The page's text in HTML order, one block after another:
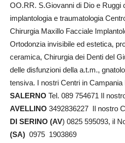
OO.RR. S.Giovanni di Dio e Ruggi
implantologia e traumatologia
Chirurgia Maxillo Facciale
Ortodonzia invisibile ed estetica,
ceramica, Chirurgia dei Denti del
delle disfunzioni della a.t.m.,
tensiva. I nostri Centri in Campania
SALERNO Tel. 089 754671 Il
AVELLINO 3492836227 Il nostro
DI SERINO (AV) 0825 595093, il
(SA) 0975 1903869